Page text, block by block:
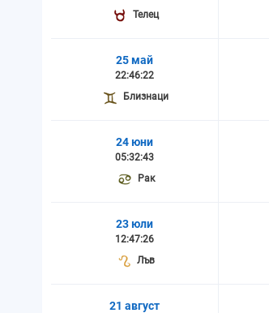
Телец
25 май
22:46:22
Близнаци
24 юни
05:32:43
Рак
23 юли
12:47:26
Лъв
21 август